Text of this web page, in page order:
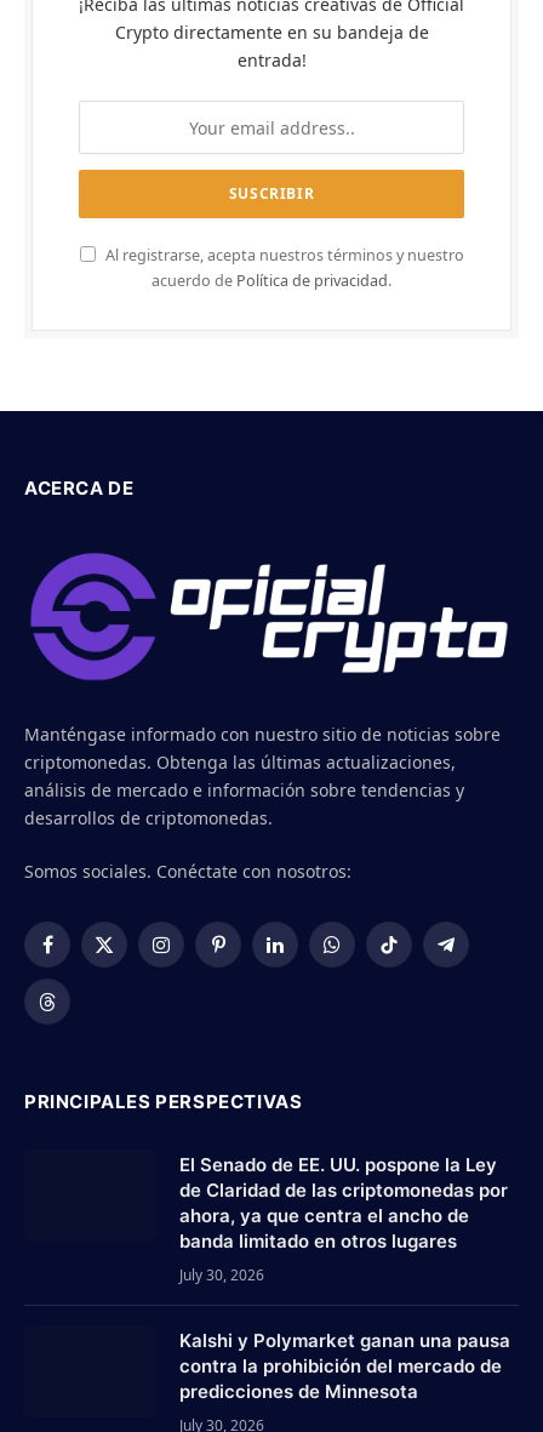
Crypto directamente en su bandeja de
entrada!
Al registrarse, acepta nuestros términos y nuestro
acuerdo de Política de privacidad.
ACERCA DE
Manténgase informado con nuestro sitio de noticias sobre
criptomonedas. Obtenga las últimas actualizaciones,
análisis de mercado e información sobre tendencias y
desarrollos de criptomonedas.
Somos sociales. Conéctate con nosotros:
Facebook
X
InstagramPinterestLinkedInWhatsApp
TikTok Telegram
Threads
PRINCIPALES PERSPECTIVAS
El Senado de EE. UU. pospone la Ley
de Claridad de las criptomonedas por
ahora, ya que centra el ancho de
banda limitado en otros lugares
July 30, 2026
Kalshi y Polymarket ganan una pausa
contra la prohibición del mercado de
predicciones de Minnesota
July 30, 2026